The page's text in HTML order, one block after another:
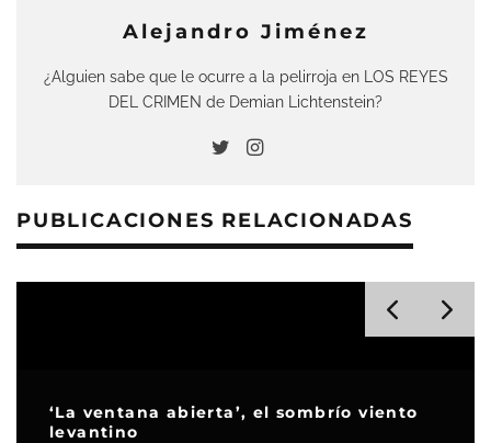
Alejandro Jiménez
¿Alguien sabe que le ocurre a la pelirroja en LOS REYES
DEL CRIMEN de Demian Lichtenstein?
PUBLICACIONES RELACIONADAS
‘La ventana abierta’, el sombrío viento
levantino